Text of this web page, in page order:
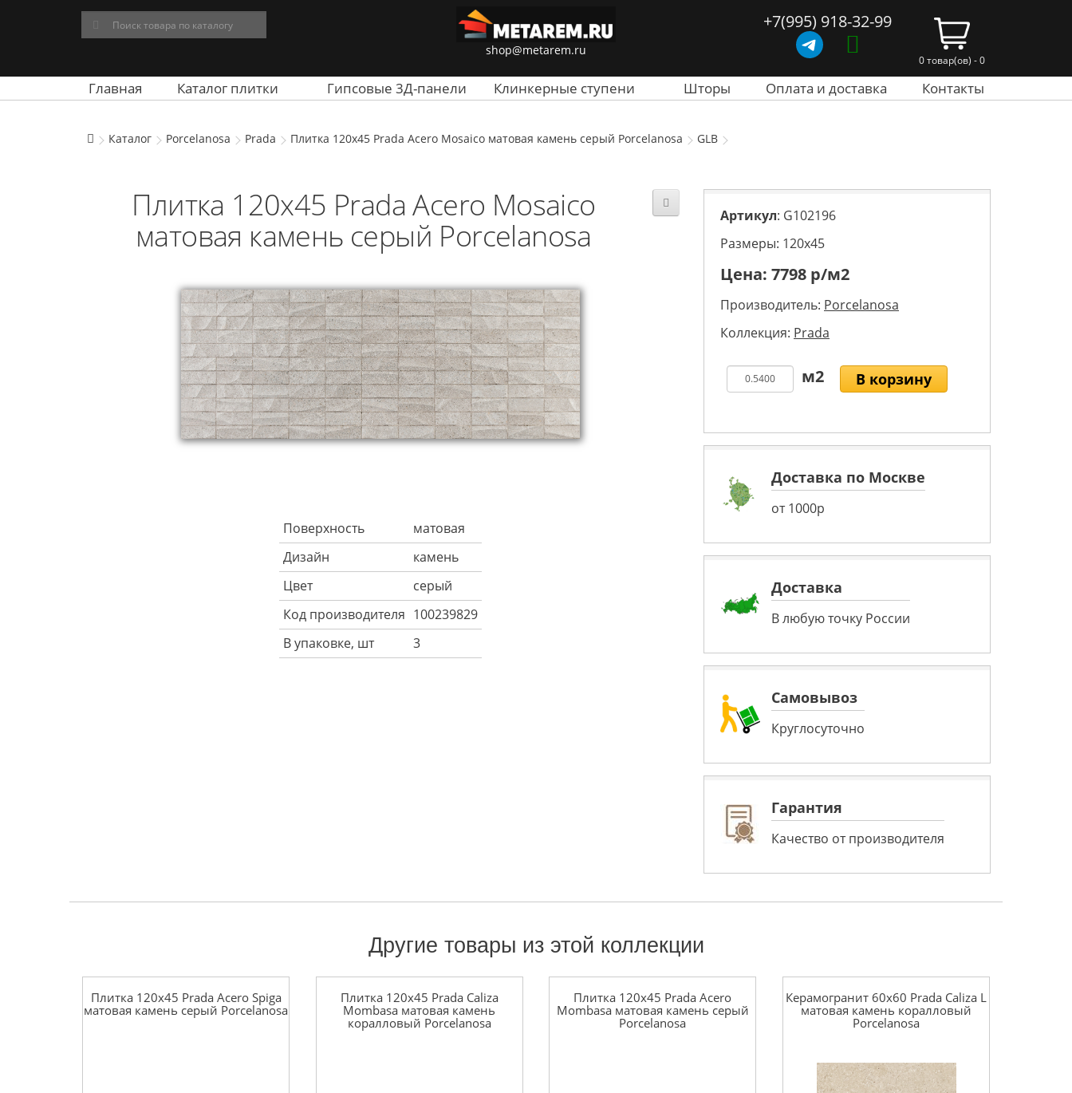
shop@metarem.ru
+7(995) 918-32-99
0 товар(ов) - 0
Главная Каталог плитки Гипсовые 3Д-панели Клинкерные ступени Шторы Оплата и доставка Контакты
Каталог Porcelanosa Prada Плитка 120x45 Prada Acero Mosaico матовая камень серый Porcelanosa GLB
Плитка 120x45 Prada Acero Mosaico
матовая камень серый Porcelanosa
Поверхность
матовая
Дизайн
камень
Цвет
серый
Код производителя 100239829
В упаковке, шт
3
Артикул: G102196
Размеры: 120х45
Цена: 7798 р/м2
Производитель: Porcelanosa
Коллекция: Prada
В корзину
Доставка по Москве
от 1000р
Доставка
В любую точку России
Самовывоз
Круглосуточно
Гарантия
Качество от производителя
Другие товары из этой коллекции
Плитка 120x45 Prada Acero Spiga
матовая камень серый Porcelanosa
Плитка 120x45 Prada Caliza
Mombasa матовая камень
коралловый Porcelanosa
Плитка 120x45 Prada Acero
Mombasa матовая камень серый
Porcelanosa
Керамогранит 60x60 Prada Caliza L
матовая камень коралловый
Porcelanosa